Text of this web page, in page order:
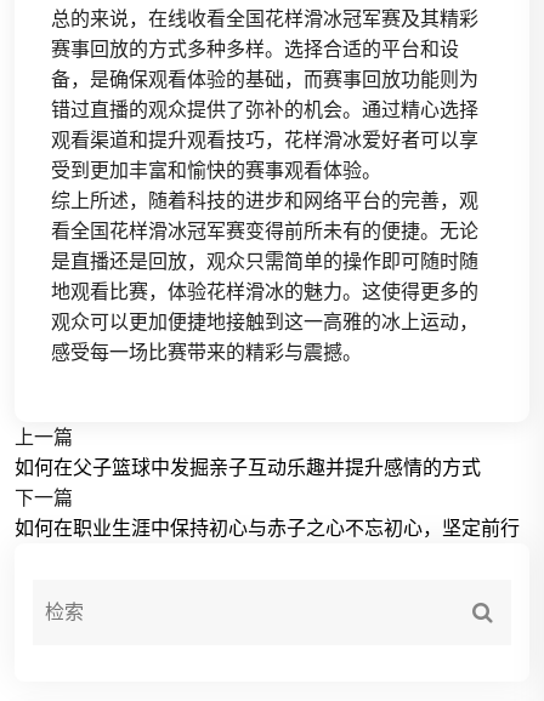
总的来说，在线收看全国花样滑冰冠军赛及其精彩
赛事回放的方式多种多样。选择合适的平台和设
备，是确保观看体验的基础，而赛事回放功能则为
错过直播的观众提供了弥补的机会。通过精心选择
观看渠道和提升观看技巧，花样滑冰爱好者可以享
受到更加丰富和愉快的赛事观看体验。
综上所述，随着科技的进步和网络平台的完善，观
看全国花样滑冰冠军赛变得前所未有的便捷。无论
是直播还是回放，观众只需简单的操作即可随时随
地观看比赛，体验花样滑冰的魅力。这使得更多的
观众可以更加便捷地接触到这一高雅的冰上运动，
感受每一场比赛带来的精彩与震撼。
上一篇
如何在父子篮球中发掘亲子互动乐趣并提升感情的方式
下一篇
如何在职业生涯中保持初心与赤子之心不忘初心，坚定前行